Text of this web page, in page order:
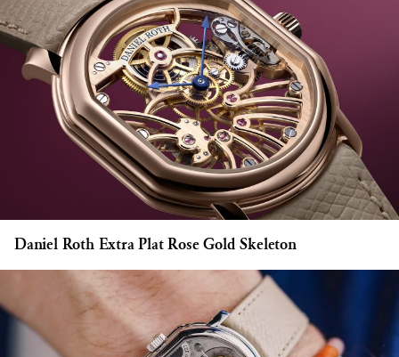
Daniel Roth Extra Plat Rose Gold Skeleton